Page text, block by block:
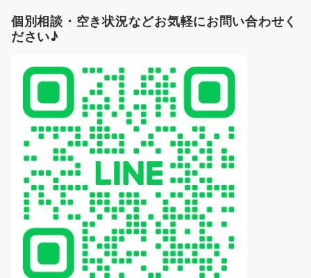
個別相談・空き状況などお気軽にお問い合わせく
ださい♪